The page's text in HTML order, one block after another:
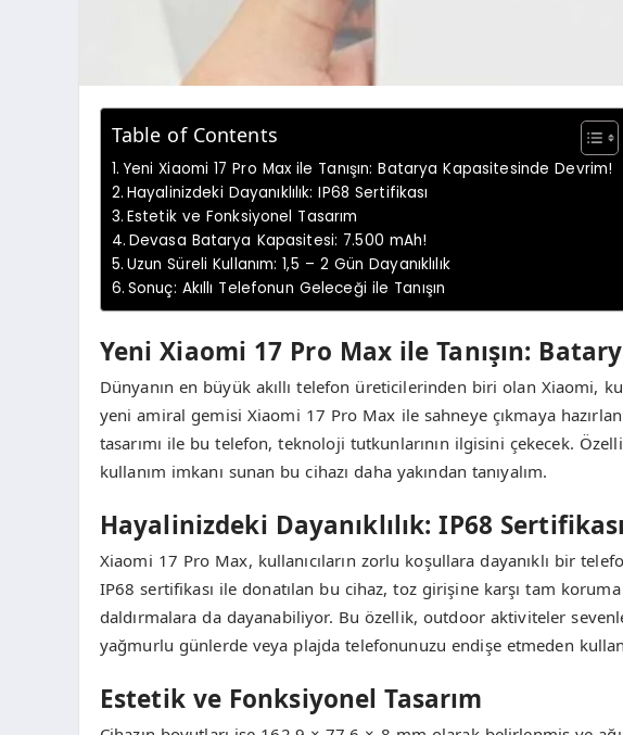
Table of Contents
Yeni Xiaomi 17 Pro Max ile Tanışın: Batarya Kapasitesinde Devrim!
Hayalinizdeki Dayanıklılık: IP68 Sertifikası
Estetik ve Fonksiyonel Tasarım
Devasa Batarya Kapasitesi: 7.500 mAh!
Uzun Süreli Kullanım: 1,5 – 2 Gün Dayanıklılık
Sonuç: Akıllı Telefonun Geleceği ile Tanışın
Yeni Xiaomi 17 Pro Max ile Tanışın:
Dünyanın en büyük akıllı telefon üreticilerinden biri olan Xiaomi,
yeni amiral gemisi Xiaomi 17 Pro Max ile sahneye çıkmaya
tasarımı ile bu telefon, teknoloji tutkunlarının ilgisini çekecek.
kullanım imkanı sunan bu cihazı daha yakından tanıyalım.
Hayalinizdeki Dayanıklılık: IP68 Sertifikası
Xiaomi 17 Pro Max, kullanıcıların zorlu koşullara dayanıklı bir
IP68 sertifikası ile donatılan bu cihaz, toz girişine karşı tam
daldırmalara da dayanabiliyor. Bu özellik, outdoor aktiviteler
yağmurlu günlerde veya plajda telefonunuzu endişe etmeden
Estetik ve Fonksiyonel Tasarım